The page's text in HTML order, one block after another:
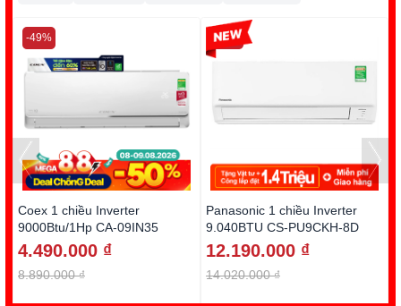
Coex 1 chiều Inverter
9000Btu/1Hp CA-09IN35
4.490.000 ₫
8.890.000 ₫
-49%
Panasonic 1 chiều Inverter
9.040BTU CS-PU9CKH-8D
12.190.000 ₫
14.020.000 ₫
-13%